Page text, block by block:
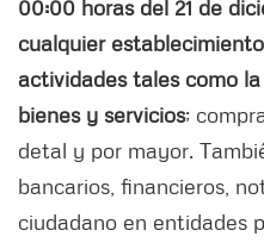
00:00 horas del 21 de
cualquier
actividades tales como
bienes y servicios;
detal y por mayor.
bancarios, financieros,
ciudadano en entidades